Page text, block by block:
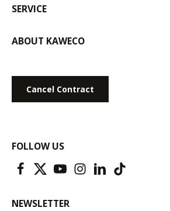
SERVICE
ABOUT KAWECO
Cancel Contract
FOLLOW US
NEWSLETTER